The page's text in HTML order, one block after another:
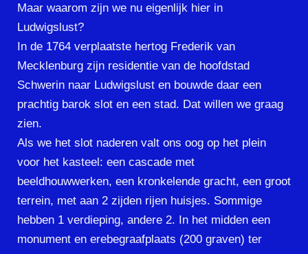
Maar waarom zijn we nu eigenlijk hier in
Ludwigslust?
In de 1764 verplaatste hertog Frederik van
Mecklenburg zijn residentie van de hoofdstad
Schwerin naar Ludwigslust en bouwde daar een
prachtig barok slot en een stad. Dat willen we graag
zien.
Als we het slot naderen valt ons oog op het plein
voor het kasteel: een cascade met
beeldhouwwerken, een kronkelende gracht, een groot
terrein, met aan 2 zijden rijen huisjes. Sommige
hebben 1 verdieping, andere 2. In het midden een
monument en erebegraafplaats (200 graven) ter